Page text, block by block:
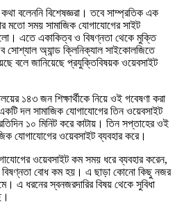
বলেননি বিশেষজ্ঞরা। তবে সাম্প্রতিক এক
মতো সময় সামাজিক যোগাযোগের সাইট
এতে একাকিত্ব ও বিষণ্নতা থেকে মুক্তি
সোশ্যাল অ্যান্ড ক্লিনিক্যাল সাইকোলজিতে
বলে জানিয়েছে প্রযুক্তিবিষয়ক ওয়েবসাইট
১৪৩ জন শিক্ষার্থীকে নিয়ে ওই গবেষণা করা
দল সামাজিক যোগাযোগের তিন ওয়েবসাইট
১০ মিনিট করে কাটায়। তিন সপ্তাহের ওই
যোগাযোগের ওয়েবসাইট ব্যবহার করে।
ওয়েবসাইট কম সময় ধরে ব্যবহার করেন,
বিষণ্নতা বোধ কম হয়। এ ছাড়া কোনো কিছু নজর
এ ধরনের স্বনজরদারির বিষয় থেকে সুবিধা